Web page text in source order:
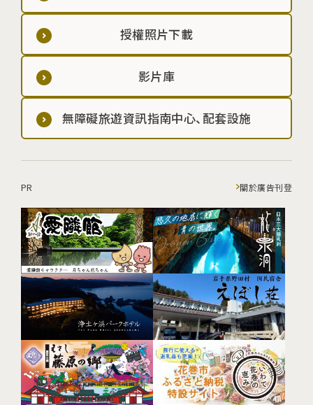
授權照片下載
影片庫
無障礙旅遊資訊指南中心、配套設施
PR 關於廣告刊登